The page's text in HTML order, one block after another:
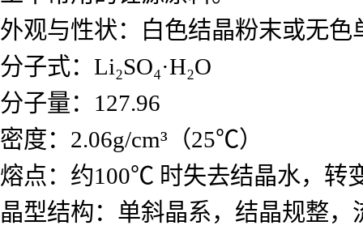
外观与性状：白色结晶粉末或无色
分子式：Li₂SO₄·H₂O
分子量：127.96
密度：2.06g/cm³（25℃）
熔点：约100℃ 时失去结晶水，转
晶型结构：单斜晶系，结晶规整，